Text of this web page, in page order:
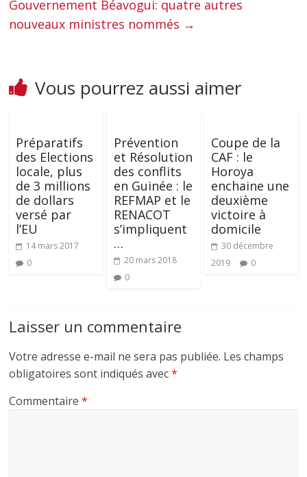
Gouvernement Béavogui: quatre autres
nouveaux ministres nommés →
Vous pourrez aussi aimer
Préparatifs
des Elections
locale, plus
de 3 millions
de dollars
versé par
l’EU
14 mars 2017
0
Prévention
et Résolution
des conflits
en Guinée : le
REFMAP et le
RENACOT
s’impliquent
…
20 mars 2018
0
Coupe de la
CAF : le
Horoya
enchaine une
deuxième
victoire à
domicile
30 décembre
2019
0
Laisser un commentaire
Votre adresse e-mail ne sera pas publiée. Les champs
obligatoires sont indiqués avec*
Commentaire*